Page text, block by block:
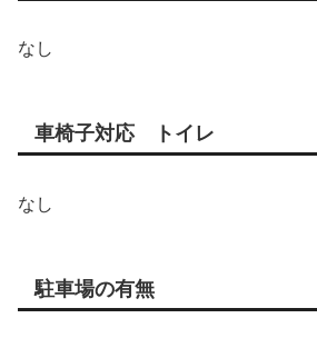
なし
車椅子対応 トイレ
なし
駐車場の有無